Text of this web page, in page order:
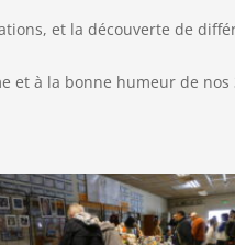
et la découverte de
et à la bonne humeur de